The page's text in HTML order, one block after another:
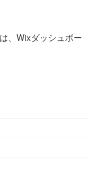
、Wixダッシュボー